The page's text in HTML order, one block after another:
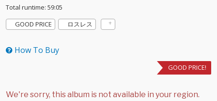
Total runtime: 59:05
GOOD PRICE
ロスレス
How To Buy
GOOD PRICE!